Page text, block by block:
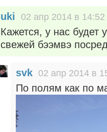
uki 02 апр 2014 в 14:52
Кажется, у нас будет
свежей бээмвэ
svk 02 апр 2014 в
По полям как по